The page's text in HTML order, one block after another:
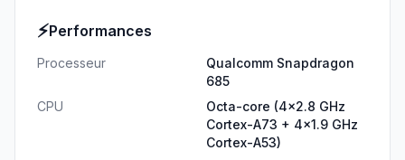
⚡Performances
Processeur
Qualcomm Snapdragon
685
CPU
Octa-core (4x2.8 GHz
Cortex-A73 + 4x1.9 GHz
Cortex-A53)